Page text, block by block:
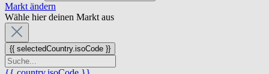
Markt ändern
Wähle hier deinen Markt aus
{{ selectedCountry.isoCode }}